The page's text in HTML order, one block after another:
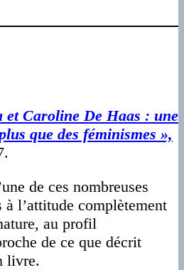
et Caroline De Haas : une
que des féminismes »,
de ces nombreuses
l’attitude complètement
au profil
de ce que décrit
livre.